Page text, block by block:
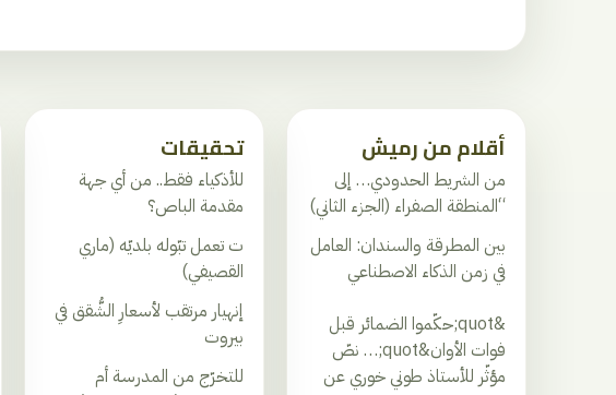
أقلام من رميش
من الشريط الحدودي… إلى
“المنطقة الصفراء (الجزء الثاني)
بين المطرقة والسندان: العامل
في زمن الذكاء الاصطناعي
&quot;حكّموا الضمائر قبل
فوات الأوان&quot;… نصّ
مؤثّر للأستاذ طوني خوري عن
تحقيقات
للأذكياء فقط.. من أي جهة
مقدمة الباص؟
ت تعمل تبّوله بلديّه (ماري
القصيفي)
إنهيار مرتقب لأسعارِ الشُّقق في
بيروت
للتخرّج من المدرسة أم